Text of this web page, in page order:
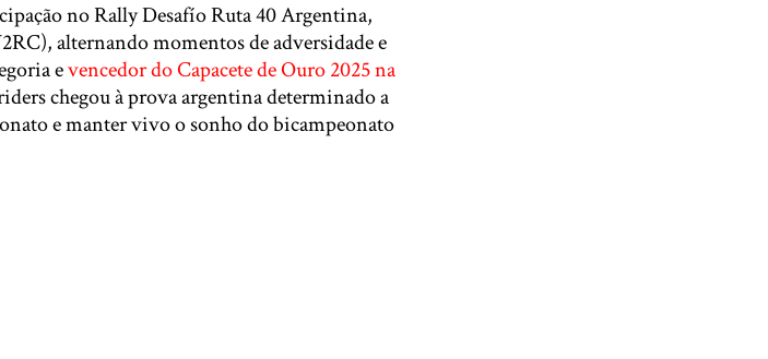
no Rally Desafío Ruta 40 Argentina,
alternando momentos de adversidade e
evencedor do Capacete de Ouro 2025 na
chegou à prova argentina determinado a
e manter vivo o sonho do bicampeonato